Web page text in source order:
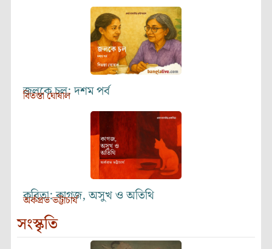
জলকে চল: দশম পর্ব
বিতস্তা ঘোষাল
কবিতা: কাগজ, অসুখ ও অতিথি
অর্কপ্রভ ভট্টাচার্য
সংস্কৃতি